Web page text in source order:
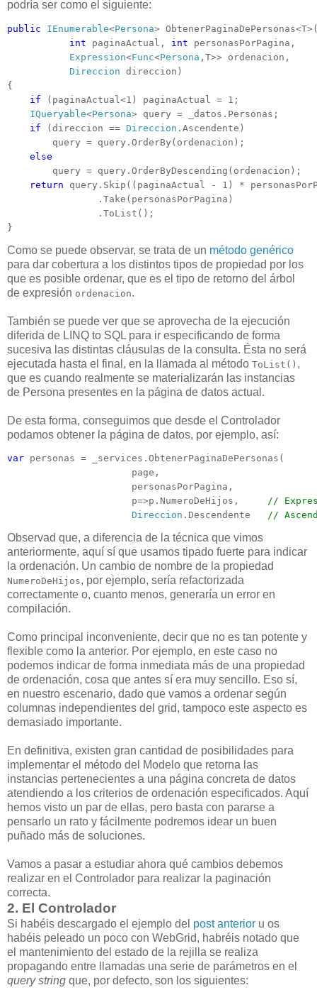
podría ser como el siguiente:
public IEnumerable<Persona>
int paginaActual, int personasPorPagina,
Expression<Func<Persona ,T>> ordenacion,
Direccion direccion)
{
if (paginaActual<1) paginaActual = 1;
IQueryable<Persona> query = _datos.Personas;
if (direccion == Direccion .Ascendente)
query = query.OrderBy(ordenacion);
else
query = query.OrderByDescending(ordenacion);
return query.Skip((paginaActual - 1) *
.Take(personasPorPagina)
.ToList();
}
Como se puede observar, se trata de un método genérico
para dar cobertura a los distintos tipos de propiedad por los
que es posible ordenar, que es el tipo de retorno del árbol
de expresión ordenacion.
También se puede ver que se aprovecha de la ejecución
diferida de LINQ to SQL para ir especificando de forma
sucesiva las distintas cláusulas de la consulta. Ésta no será
ejecutada hasta el final, en la llamada al método ToList() ,
que es cuando realmente se materializarán las instancias
de Persona presentes en la página de datos actual.
De esta forma, conseguimos que desde el Controlador
podamos obtener la página de datos, por ejemplo, así:
var personas = _services.ObtenerPaginaDePersonas(
                      page,
                      personasPorPagina,
                      p=>p.NumeroDeHijos,
//
Direccion .Descendente //
Observad que, a diferencia de la técnica que vimos
anteriormente, aquí sí que usamos tipado fuerte para indicar
la ordenación. Un cambio de nombre de la propiedad
NumeroDeHijos, por ejemplo, sería refactorizada
correctamente o, cuanto menos, generaría un error en
compilación.
Como principal inconveniente, decir que no es tan potente y
flexible como la anterior. Por ejemplo, en este caso no
podemos indicar de forma inmediata más de una propiedad
de ordenación, cosa que antes sí era muy sencillo. Eso sí,
en nuestro escenario, dado que vamos a ordenar según
columnas independientes del grid, tampoco este aspecto es
demasiado importante.
En definitiva, existen gran cantidad de posibilidades para
implementar el método del Modelo que retorna las
instancias pertenecientes a una página concreta de datos
atendiendo a los criterios de ordenación especificados. Aquí
hemos visto un par de ellas, pero basta con pararse a
pensarlo un rato y fácilmente podremos idear un buen
puñado más de soluciones.
Vamos a pasar a estudiar ahora qué cambios debemos
realizar en el Controlador para realizar la paginación
correcta.
2. El Controlador
Si habéis descargado el ejemplo del post anterior u os
habéis peleado un poco con WebGrid, habréis notado que
el mantenimiento del estado de la rejilla se realiza
propagando entre llamadas una serie de parámetros en el
query string que, por defecto, son los siguientes: